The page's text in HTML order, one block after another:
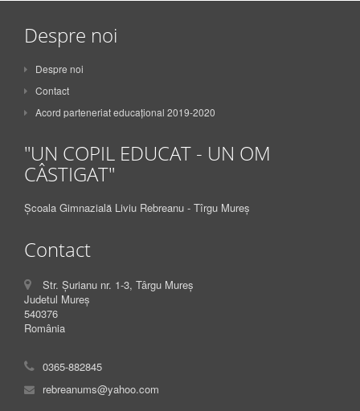
Despre noi
Despre noi
Contact
Acord parteneriat educațional 2019-2020
"UN COPIL EDUCAT - UN OM
CÂSTIGAT"
Școala Gimnazială Liviu Rebreanu - Tîrgu Mureș
Contact
Str. Șurianu nr. 1-3, Târgu Mureș
Judetul Mureș
540376
România
0365-882845
rebreanums@yahoo.com